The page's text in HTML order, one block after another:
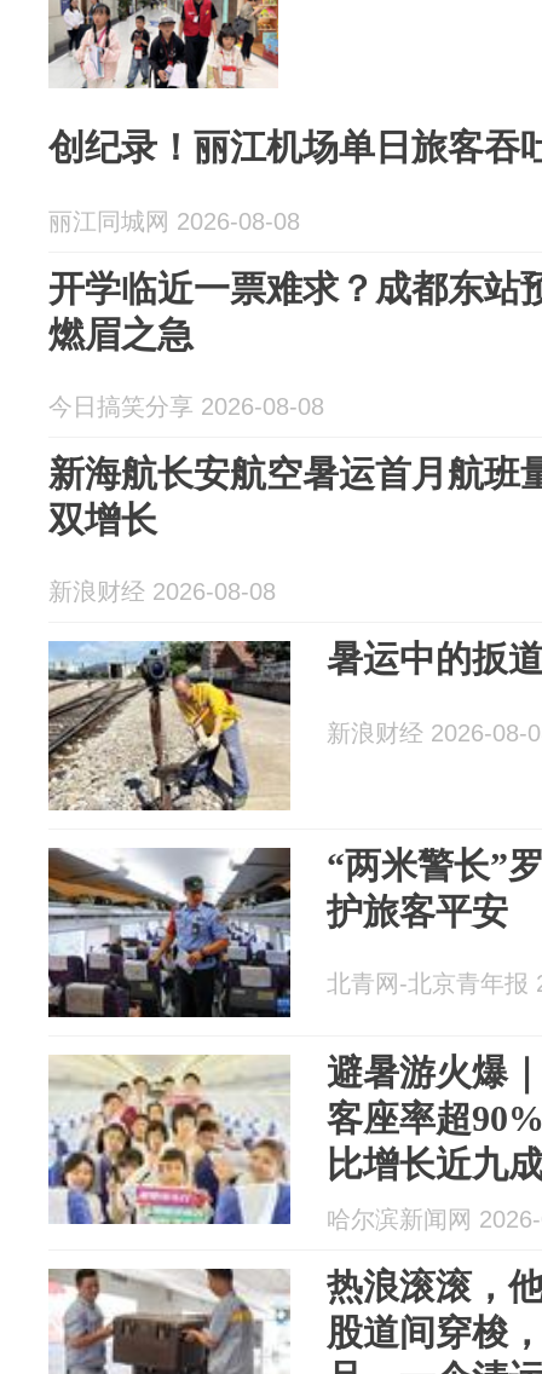
创纪录！丽江机场单日旅客吞
丽江同城网 2026-08-08
开学临近一票难求？成都东站
燃眉之急
今日搞笑分享 2026-08-08
新海航长安航空暑运首月航班
双增长
新浪财经 2026-08-08
暑运中的扳
新浪财经 2026-08-
“两米警长”
护旅客平安
北青网-北京青年报
避暑游火爆
客座率超
比增长近九
哈尔滨新闻网
热浪滚滚，
股道间穿梭